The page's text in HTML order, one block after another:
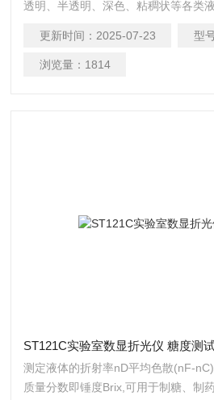
透明、半透明、深色、粘稠状等各类
更新时间： 2025-07-23 型
浏览量： 1814
ST121C实验室数显折光仪 糖度测
测定液体的折射率nD平均色散(nF-
质量分数即锤度Brix,可用于制糖、制